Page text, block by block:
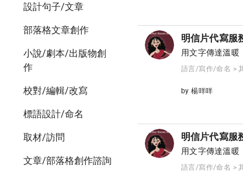
設計句子/文章
部落格文章創作
小說/劇本/出版物創
作
校對/編輯/改寫
標語設計/命名
取材/訪問
文章/部落格創作諮詢
明信片代寫服
用文字傳達溫暖
語言/寫作/命名 >
by 楊咩咩
明信片代寫服
用文字傳達溫暖
語言/寫作/命名 >